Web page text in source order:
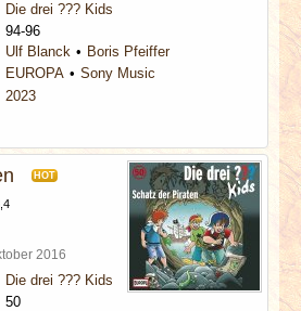
Die drei ??? Kids
94-96
Ulf Blanck
Boris Pfeiffer
EUROPA
Sony Music
2023
HOT
2016
Die drei ??? Kids
50